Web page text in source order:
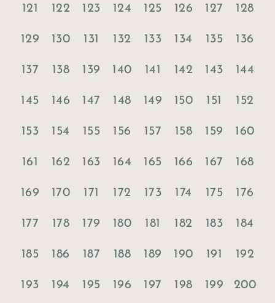
121 122 123 124 125 126 127 128
129 130 131 132 133 134 135 136
137 138 139 140 141 142 143 144
145 146 147 148 149 150 151 152
153 154 155 156 157 158 159 160
161 162 163 164 165 166 167 168
169 170 171 172 173 174 175 176
177 178 179 180 181 182 183 184
185 186 187 188 189 190 191 192
193 194 195 196 197 198 199 200